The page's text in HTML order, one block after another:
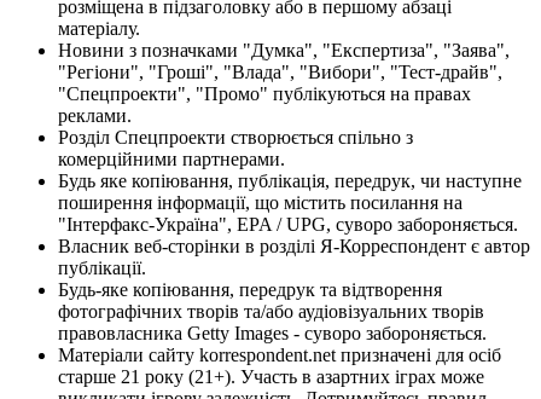
розміщена в підзаголовку або в першому абзаці
матеріалу.
Новини з позначками "Думка", "Експертиза", "Заява",
"Регіони", "Гроші", "Влада", "Вибори", "Тест-драйв",
"Спецпроекти", "Промо" публікуються на правах
реклами.
Розділ Спецпроекти створюється спільно з
комерційними партнерами.
Будь яке копіювання, публікація, передрук, чи наступне
поширення інформації, що містить посилання на
"Інтерфакс-Україна", EPA / UPG, суворо забороняється.
Власник веб-сторінки в розділі Я-Корреспондент є автор
публікації.
Будь-яке копіювання, передрук та відтворення
фотографічних творів та/або аудіовізуальних творів
правовласника Getty Images - суворо забороняється.
Матеріали сайту korrespondent.net призначені для осіб
старше 21 року (21+). Участь в азартних іграх може